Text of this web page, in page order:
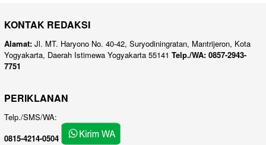
KONTAK REDAKSI
Alamat: Jl. MT. Haryono No. 40-42, Suryodiningratan, Mantrijeron, Kota
Yogyakarta, Daerah Istimewa Yogyakarta 55141 Telp./WA: 0857-2943-
7751
PERIKLANAN
Telp./SMS/WA:
0815-4214-0504